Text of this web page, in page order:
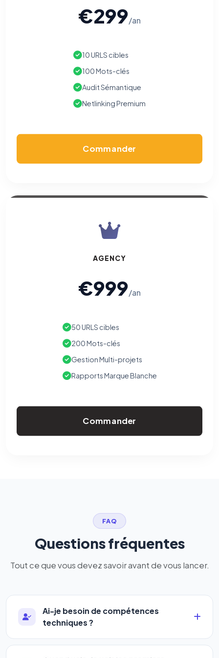
€299/an
10 URLS cibles
100 Mots-clés
Audit Sémantique
Netlinking Premium
Commander
AGENCY
€999/an
50 URLS cibles
200 Mots-clés
Gestion Multi-projets
Rapports Marque Blanche
Commander
FAQ
Questions fréquentes
Tout ce que vous devez savoir avant de vous lancer.
Ai-je besoin de compétences
techniques ?
Absolument pas. Notre logiciel a été conçu pour